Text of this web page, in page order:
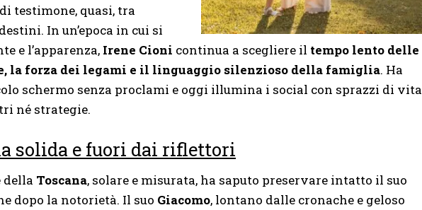
testimone, quasi, tra
In un’epoca in cui si
e l’apparenza, Irene Cioni continua a scegliere il tempo lento delle
la forza dei legami e il linguaggio silenzioso della famiglia. Ha
schermo senza proclami e oggi illumina i social con sprazzi di vita
né strategie.
solida e fuori dai riflettori
della Toscana, solare e misurata, ha saputo preservare intatto il suo
dopo la notorietà. Il suo Giacomo, lontano dalle cronache e geloso